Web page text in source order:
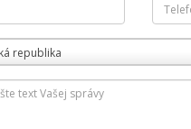
republika